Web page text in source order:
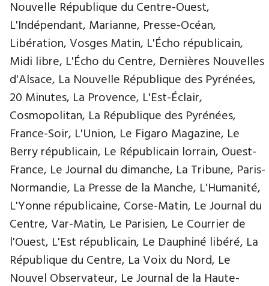
Nouvelle République du Centre-Ouest,
L'Indépendant, Marianne, Presse-Océan,
Libération, Vosges Matin, L'Écho républicain,
Midi libre, L'Écho du Centre, Dernières Nouvelles
d'Alsace, La Nouvelle République des Pyrénées,
20 Minutes, La Provence, L'Est-Éclair,
Cosmopolitan, La République des Pyrénées,
France-Soir, L'Union, Le Figaro Magazine, Le
Berry républicain, Le Républicain lorrain, Ouest-
France, Le Journal du dimanche, La Tribune, Paris-
Normandie, La Presse de la Manche, L'Humanité,
L'Yonne républicaine, Corse-Matin, Le Journal du
Centre, Var-Matin, Le Parisien, Le Courrier de
l'Ouest, L'Est républicain, Le Dauphiné libéré, La
République du Centre, La Voix du Nord, Le
Nouvel Observateur, Le Journal de la Haute-